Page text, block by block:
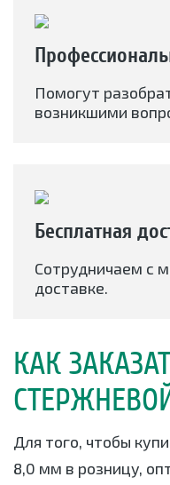
Помогут
возникшими
Бесплатная
Сотрудничаем с
доставке.
КАК
Для того, чтобы
8,0 мм в розницу,